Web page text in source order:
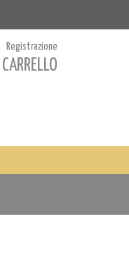
Registrazione
CARRELLO